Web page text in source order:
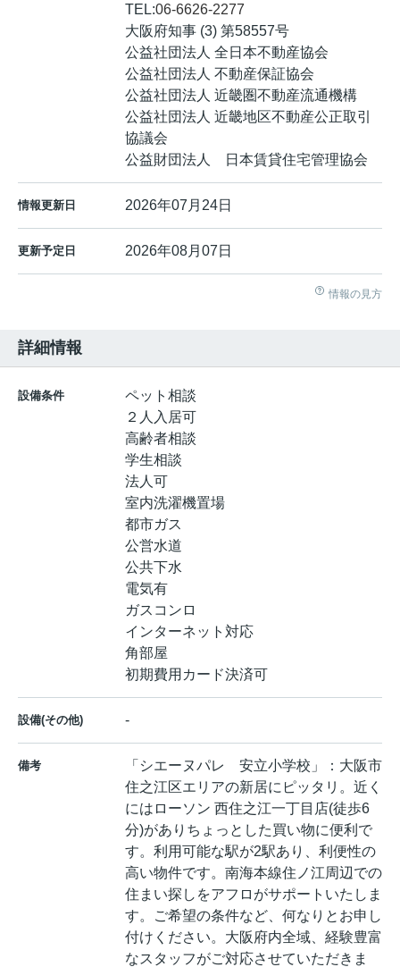
TEL:06-6626-2277
大阪府知事 (3) 第58557号
公益社団法人 全日本不動産協会
公益社団法人 不動産保証協会
公益社団法人 近畿圏不動産流通機構
公益社団法人 近畿地区不動産公正取引
協議会
公益財団法人 日本賃貸住宅管理協会
情報更新日 2026年07月24日
更新予定日 2026年08月07日
情報の見方
詳細情報
設備条件
ペット相談
２人入居可
高齢者相談
学生相談
法人可
室内洗濯機置場
都市ガス
公営水道
公共下水
電気有
ガスコンロ
インターネット対応
角部屋
初期費用カード決済可
設備(その他) -
備考
「シエーヌパレ 安立小学校」：大阪市
住之江区エリアの新居にピッタリ。近く
にはローソン 西住之江一丁目店(徒歩6
分)がありちょっとした買い物に便利で
す。利用可能な駅が2駅あり、利便性の
高い物件です。南海本線住ノ江周辺での
住まい探しをアフロがサポートいたしま
す。ご希望の条件など、何なりとお申し
付けください。大阪府内全域、経験豊富
なスタッフがご対応させていただきま